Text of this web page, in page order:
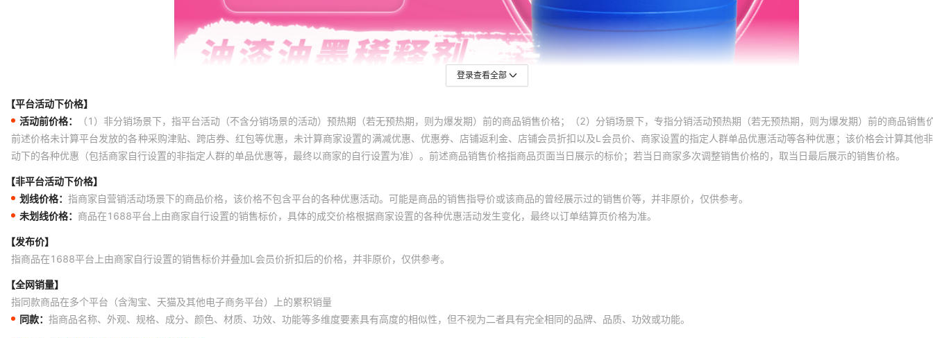
登录查看全部
【平台活动下价格】
活动前价格：
（1）非分销场景下，指平台活动（不含分销场景的活动）预热期（若无预热期，则为爆发期）前的商品销售价格；（2）分销场景下，专指分销活动预热期（若无预热期，则为爆发期）前的商品销售
前述价格未计算平台发放的各种采购津贴、跨店券、红包等优惠，未计算商家设置的满减优惠、优惠券、店铺返利金、店铺会员折扣以及L会员价、商家设置的指定人群单品优惠活动等各种优惠；该价格会计算其他
动下的各种优惠（包括商家自行设置的非指定人群的单品优惠等，最终以商家的自行设置为准）。前述商品销售价格指商品页面当日展示的标价；若当日商家多次调整销售价格的，取当日最后展示的销售价格。
【非平台活动下价格】
划线价格： 指商家自营销活动场景下的商品价格，该价格不包含平台的各种优惠活动。可能是商品的销售指导价或该商品的曾经展示过的销售价等，并非原价，仅供参考。
未划线价格： 商品在1688平台上由商家自行设置的销售标价，具体的成交价格根据商家设置的各种优惠活动发生变化，最终以订单结算页价格为准。
【发布价】
指商品在1688平台上由商家自行设置的销售标价并叠加L会员价折扣后的价格，并非原价，仅供参考。
【全网销量】
指同款商品在多个平台（含淘宝、天猫及其他电子商务平台）上的累积销量
同款： 指商品名称、外观、规格、成分、颜色、材质、功效、功能等多维度要素具有高度的相似性，但不视为二者具有完全相同的品牌、品质、功效或功能。